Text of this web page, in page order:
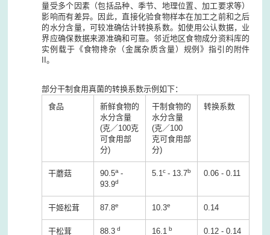
量受多个因素（包括品种、季节、地理位置、加工要求等）
影响而有差异。因此，直接化验食物样本在加工之前和之后
的水分含量，可较准确估计转换系数。如使用公认数据，业
界应确保数据来源准确和可靠。邻近地区食物成分资料库的
实例载于《食物搀杂（金属杂质含量）规例》指引的附件
II。
部分干制食用真菌的转换系数示例如下：
食品
新鲜食物的
水分含量
(克／100克
可食用部
分)
干制食物的
水分含量
(克／100
克可食用部
分)
转换系数
干蘑菇 90.5a -
93.9d
5.1c - 13.7b 0.06 - 0.11
干姬松茸 87.8e 10.3e 0.14
干松茸 88.3 d 16.1 b 0.12 - 0.14